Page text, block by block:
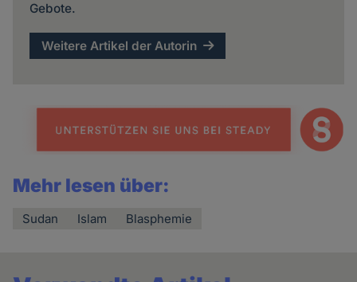
Gebote.
Weitere Artikel der Autorin
Mehr lesen über:
Sudan Islam Blasphemie